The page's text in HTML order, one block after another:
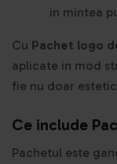
in mintea
Cu Pachet logo
aplicate in mod
fie nu doar
Ce include
Pachetul este